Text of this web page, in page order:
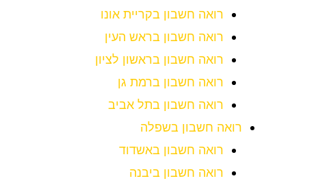
רואה חשבון בקריית אונו
רואה חשבון בראש העין
רואה חשבון בראשון לציון
רואה חשבון ברמת גן
רואה חשבון בתל אביב
רואה חשבון בשפלה
רואה חשבון באשדוד
רואה חשבון ביבנה